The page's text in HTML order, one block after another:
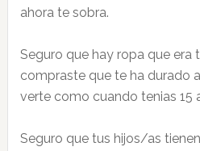
ahora te sobra.
Seguro que hay ropa que era
compraste que te ha durado
verte como cuando tenias 15
Seguro que tus hijos/as